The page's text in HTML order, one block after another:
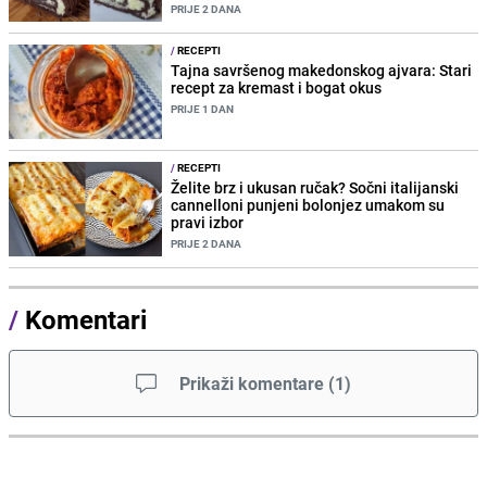
PRIJE 2 DANA
/RECEPTI
Tajna savršenog makedonskog ajvara: Stari
recept za kremast i bogat okus
PRIJE 1 DAN
/RECEPTI
Želite brz i ukusan ručak? Sočni italijanski
cannelloni punjeni bolonjez umakom su
pravi izbor
PRIJE 2 DANA
/ Komentari
Prikaži komentare (1)